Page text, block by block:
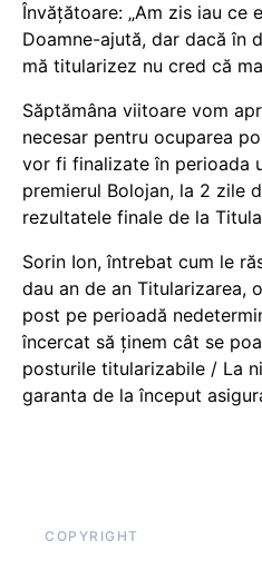
Învățătoare: „Am zis iau ce
Doamne-ajută, dar dacă în
mă titularizez nu cred că
Săptămâna viitoare vom
necesar pentru ocuparea
vor fi finalizate în perioada
premierul Bolojan, la 2 zile
rezultatele finale de la
Sorin Ion, întrebat cum le
dau an de an Titularizarea,
post pe perioadă
încercat să ținem cât se
posturile titularizabile / La
garanta de la început
COPYRIGHT